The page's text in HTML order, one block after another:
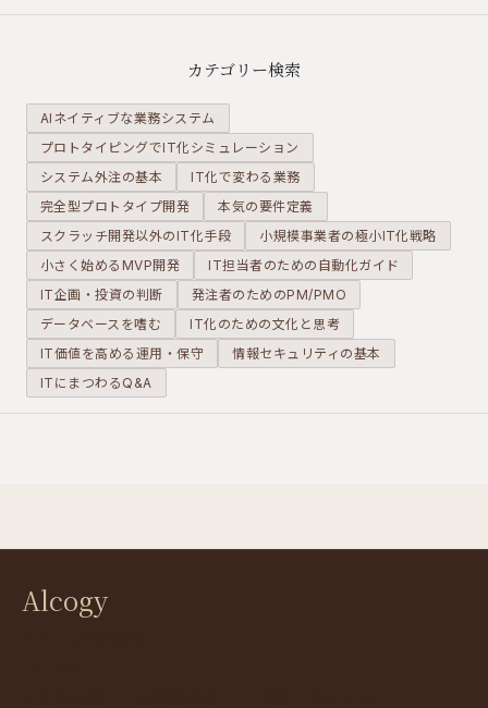
にタイムラ
報告できる
仕組みに変
えること
で、現場と
管理側の情
報共有がリ
アルタイム
に近づきま
す。
ませんか。
ていて、誰
で止まって
いるか見え
ない状態
は、意思決
定の遅さと
記録の欠落
を同時に生
み出しま
す。
認している
活動そのも
のを管理す
るツールで
カテゴリー検索
AIネイティブな業務システム
プロトタイピングでIT化シミュレーション
システム外注の基本
IT化で変わる業務
完全型プロトタイプ開発
本気の要件定義
スクラッチ開発以外のIT化手段
小規模事業者の極小IT化戦略
小さく始めるMVP開発
IT担当者のための自動化ガイド
IT企画・投資の判断
発注者のためのPM/PMO
データベースを嗜む
IT化のための文化と思考
IT価値を高める運用・保守
情報セキュリティの基本
ITにまつわるQ&A
Alcogy